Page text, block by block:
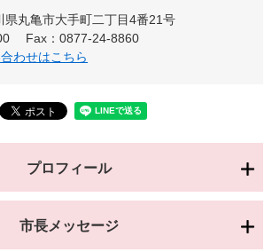
県丸亀市大手町二丁目4番21号
Fax：0877-24-8860
わせはこちら
プロフィール
市長メッセージ